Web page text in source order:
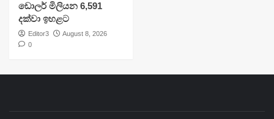
ඩොලර් මිලියන 6,591
දක්වා ඉහළට
Editor3
August 8, 2026
0